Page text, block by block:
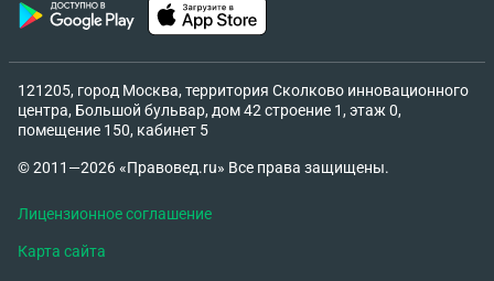
121205, город Москва, территория Сколково инновационного
центра, Большой бульвар, дом 42 строение 1, этаж 0,
помещение 150, кабинет 5
© 2011—2026 «Правовед.ru» Все права защищены.
Лицензионное соглашение
Карта сайта